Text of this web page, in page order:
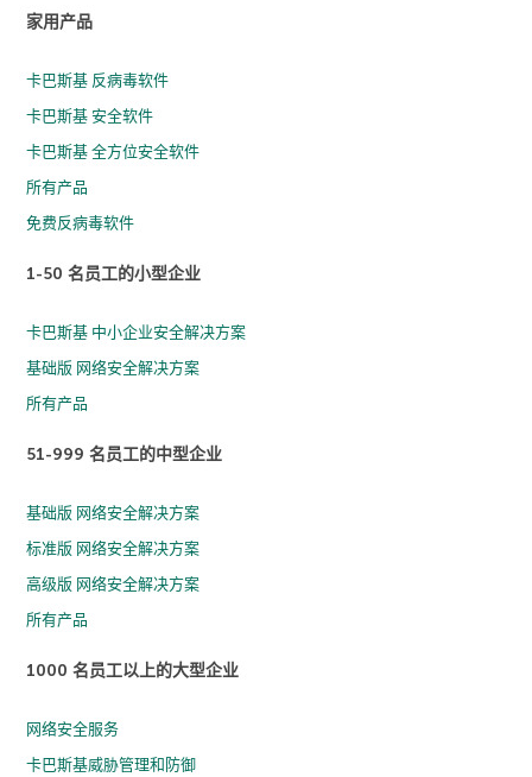
家用产品
卡巴斯基 反病毒软件
卡巴斯基 安全软件
卡巴斯基 全方位安全软件
所有产品
免费反病毒软件
1-50 名员工的小型企业
卡巴斯基 中小企业安全解决方案
基础版 网络安全解决方案
所有产品
51-999 名员工的中型企业
基础版 网络安全解决方案
标准版 网络安全解决方案
高级版 网络安全解决方案
所有产品
1000 名员工以上的大型企业
网络安全服务
卡巴斯基威胁管理和防御